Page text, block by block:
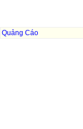
Quảng Cáo